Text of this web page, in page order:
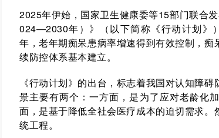
2025年伊始，国家卫生健康委等15部门联合
024—2030年）》（以下简称《行动计划》
年，老年期痴呆患病率增速得到有效控制，
续防控体系基本建立。
《行动计划》的出台，标志着我国对认知障
景主要有两个：一方面，是为了应对老龄化
面，是基于降低全社会医疗成本的迫切需求
统工程。